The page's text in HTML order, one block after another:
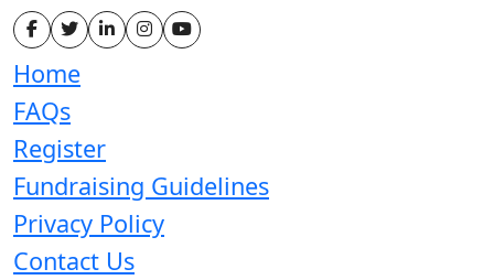
Home
FAQs
Register
Fundraising Guidelines
Privacy Policy
Contact Us